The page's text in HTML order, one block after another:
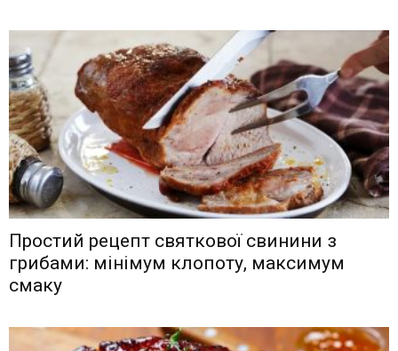
Простий рецепт святкової свинини з
грибами: мінімум клопоту, максимум
смаку